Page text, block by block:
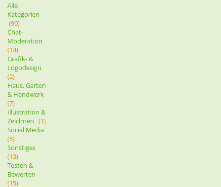
Alle
Kategorien
(90)
Chat-
Moderation
(14)
Grafik- &
Logodesign
(2)
Haus, Garten
& Handwerk
(7)
Illustration &
Zeichnen (1)
Social Media
(5)
Sonstiges
(13)
Testen &
Bewerten
(15)